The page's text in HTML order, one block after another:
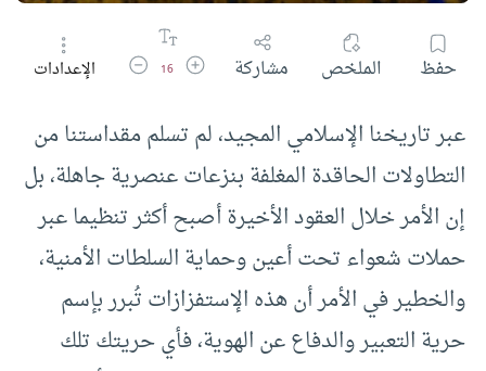
حفظ الملخص مشاركة زيادة حجم الخط
16 تقليل حجم الخط
الإعدادات
عبر تاريخنا الإسلامي المجيد، لم تسلم مقداستنا من
التطاولات الحاقدة المغلفة بنزعات عنصرية جاهلة، بل
إن الأمر خلال العقود الأخيرة أصبح أكثر تنظيما عبر
حملات شعواء تحت أعين وحماية السلطات الأمنية،
والخطير في الأمر أن هذه الإستفزازات تُبرر بإسم
حرية التعبير والدفاع عن الهوية، فأي حريتك تلك